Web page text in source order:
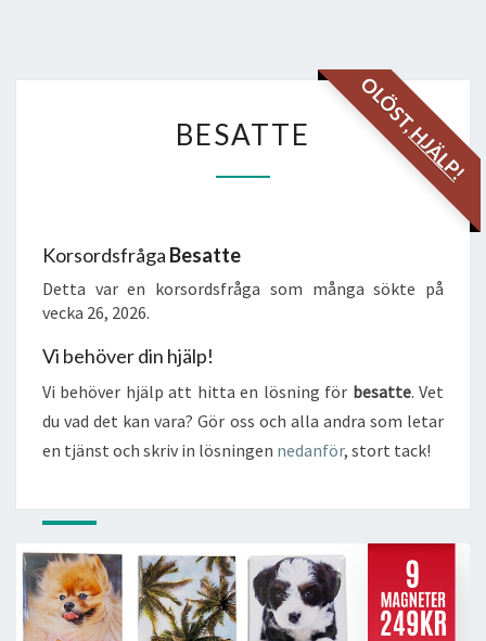
OLÖST,
HJÄLP!
BESATTE
Korsordsfråga Besatte
Detta var en korsordsfråga som många sökte på
vecka 26, 2026.
Vi behöver din hjälp!
Vi behöver hjälp att hitta en lösning för besatte. Vet
du vad det kan vara? Gör oss och alla andra som letar
en tjänst och skriv in lösningen nedanför, stort tack!